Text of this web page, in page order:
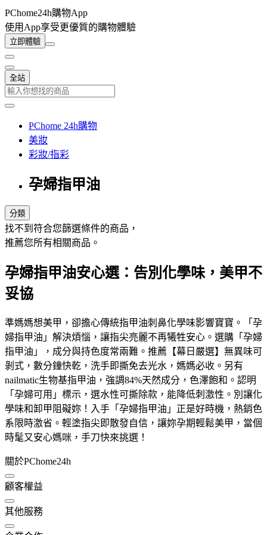
PChome24h購物App
使用App享受更優質的購物體驗
立即體驗
全站
PChome 24h購物
美妝
彩妝/指彩
孕婦指甲油
分類
找不到符合您篩選條件的商品，
推薦您所有相關商品。
孕婦指甲油安心選：告別化學味，美甲不
妥協
準媽媽想美甲，卻擔心傳統指甲油刺鼻化學味影響寶寶。「孕
婦指甲油」解決煩惱，讓指尖亮麗不再犧牲安心。選購「孕婦
指甲油」，成分與持色度常兩難。推薦【幕日嚴選】無異味可
剝式，數分鐘快乾，洗手即撕免去光水，媽媽必收。另有
nailmatic生物基指甲油，強調84%天然成分，色澤飽和。認明
「孕婦可用」標示，選水性可撕除款，能降低刺激性。別讓化
學味和卸甲阻礙妳！入手「孕婦指甲油」正是好時機，熱銷色
系限時激省。輕塗指尖即散發自信，讓妳孕期輕鬆美甲，當個
時髦又安心媽咪，手刀快來挑選！
關於PChome24h
顧客權益
其他服務